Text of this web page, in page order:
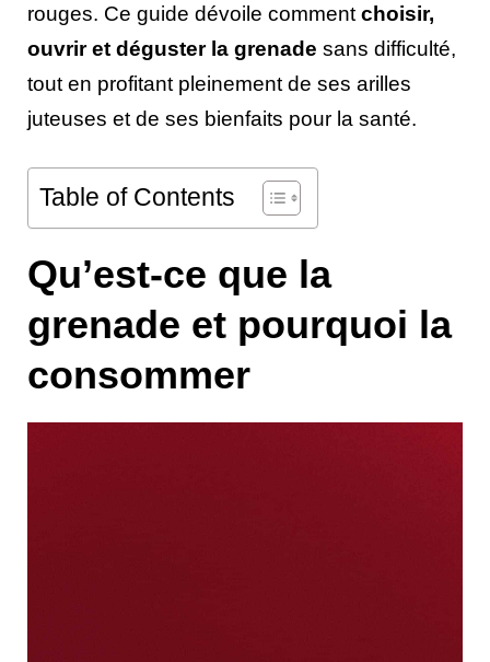
rouges. Ce guide dévoile comment choisir,
ouvrir et déguster la grenade sans difficulté,
tout en profitant pleinement de ses arilles
juteuses et de ses bienfaits pour la santé.
Table of Contents
Qu’est-ce que la
grenade et pourquoi la
consommer